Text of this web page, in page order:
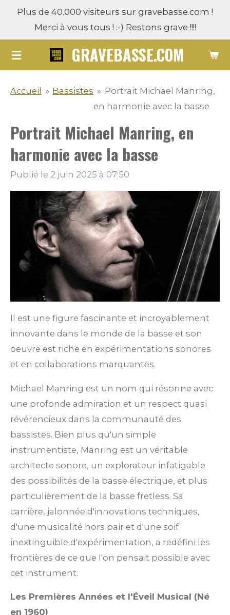
Passer
contenu
principal
GRAVEBASSE.COM
Plus de 40.000 visiteurs sur gravebasse.com !
Merci à vous tous ! :-) Restons grave !!!!
Accueil » Bassistes » Portrait Michael Manring,
en harmonie avec la basse
Portrait Michael Manring, en
harmonie avec la basse
Publié le 2 juin 2025 à 07:50
Il est une figure fascinante et incroyablement
innovante dans le monde de la basse et son
oeuvre est riche en expérimentations sonores
et en collaborations marquantes.
Michael Manring est un nom qui résonne avec
une profonde admiration et un respect quasi
révérencieux dans la communauté des
bassistes. Bien plus qu'un simple
instrumentiste, Manring est un véritable
architecte sonore, un explorateur infatigable
des possibilités de la basse électrique, et plus
particulièrement de la basse fretless. Sa
carrière, jalonnée d'innovations techniques,
d'une musicalité hors pair et d'une soif
inextinguible d'expérimentation, a redéfini les
frontières de ce que l'on pensait possible avec
cet instrument.
Les Premières Années et l'Éveil Musical (Né
en 1960)